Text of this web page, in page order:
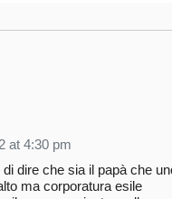
at 4:30 pm
dire che sia il papà che
ma corporatura esile